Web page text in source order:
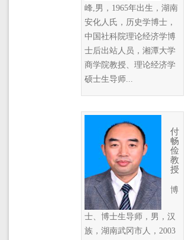
峰,男，1965年出生，湖南
安化人氏，历史学博士，
中国社科院理论经济学博
士后出站人员，湘潭大学
商学院教授、理论经济学
硕士生导师...
付
畅
俭
教
授
博
士、博士生导师，男，汉
族，湖南武冈市人，2003